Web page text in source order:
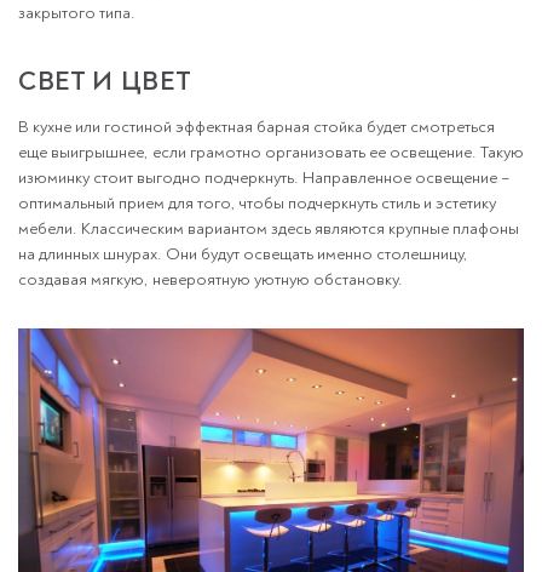
закрытого типа.
СВЕТ И ЦВЕТ
В кухне или гостиной эффектная барная стойка будет смотреться
еще выигрышнее, если грамотно организовать ее освещение. Такую
изюминку стоит выгодно подчеркнуть. Направленное освещение –
оптимальный прием для того, чтобы подчеркнуть стиль и эстетику
мебели. Классическим вариантом здесь являются крупные плафоны
на длинных шнурах. Они будут освещать именно столешницу,
создавая мягкую, невероятную уютную обстановку.